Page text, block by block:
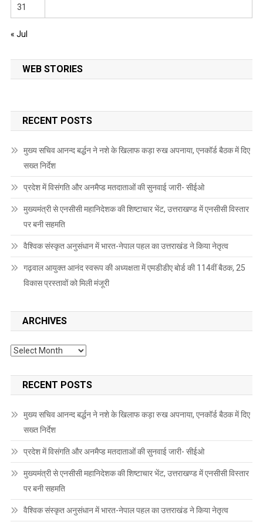
31
« Jul
WEB STORIES
RECENT POSTS
मुख्य सचिव आनन्द बर्द्धन ने नशे के खिलाफ कड़ा रुख अपनाया, एनकॉर्ड बैठक में दिए
सख्त निर्देश
प्रदेश में विसंगति और अनमैप्ड मतदाताओं की सुनवाई जारी- सीईओ
मुख्यमंत्री से एनसीसी महानिदेशक की शिष्टाचार भेंट, उत्तराखण्ड में एनसीसी विस्तार
पर बनी सहमति
वैश्विक संस्कृत अनुसंधान में भारत-नेपाल पहल का उत्तराखंड ने किया नेतृत्व
गढ़वाल आयुक्त आनंद स्वरूप की अध्यक्षता में एमडीडीए बोर्ड की 114वीं बैठक, 25
विकास प्रस्तावों को मिली मंजूरी
ARCHIVES
Archives
RECENT POSTS
मुख्य सचिव आनन्द बर्द्धन ने नशे के खिलाफ कड़ा रुख अपनाया, एनकॉर्ड बैठक में दिए
सख्त निर्देश
प्रदेश में विसंगति और अनमैप्ड मतदाताओं की सुनवाई जारी- सीईओ
मुख्यमंत्री से एनसीसी महानिदेशक की शिष्टाचार भेंट, उत्तराखण्ड में एनसीसी विस्तार
पर बनी सहमति
वैश्विक संस्कृत अनुसंधान में भारत-नेपाल पहल का उत्तराखंड ने किया नेतृत्व